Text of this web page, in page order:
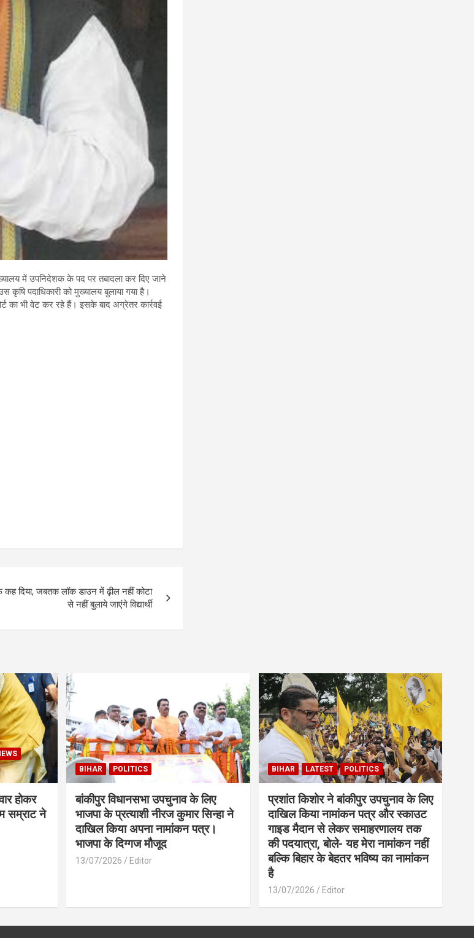
में उपनिदेशक के पद पर तबादला कर दिए जाने
पदाधिकारी को मुख्यालय बुलाया गया है।
का भी वेट कर रहे हैं। इसके बाद अग्रेतर कार्रवई
कह दिया, जबतक लॉक डाउन में ढ़ील नहीं कोटा
से नहीं बुलाये जाएंगे विद्यार्थी
होकर
सम्राट ने
BIHAR POLITICS
बांकीपुर विधानसभा उपचुनाव के लिए
भाजपा के प्रत्याशी नीरज कुमार सिन्हा ने
दाखिल किया अपना नामांकन पत्र।
भाजपा के दिग्गज मौजूद
13/07/2026 Editor
BIHAR LATEST POLITICS
प्रशांत किशोर ने बांकीपुर उपचुनाव के लिए
दाखिल किया नामांकन पत्र और स्काउट
गाइड मैदान से लेकर समाहरणालय तक
की पदयात्रा, बोले- यह मेरा नामांकन नहीं
बल्कि बिहार के बेहतर भविष्य का नामांकन
है
13/07/2026 Editor